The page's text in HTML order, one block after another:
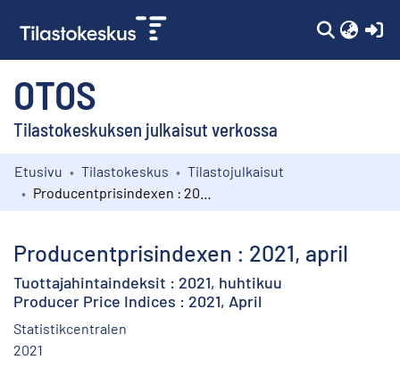
OTOS
Tilastokeskuksen julkaisut verkossa
Kokoelmat
Etusivu Tilastokeskus
Tilastojulkaisut
Producentprisindexen : 2021, april
Tuottajahintaindeksit : 2021, huhtikuu
Producer Price Indices : 2021, April
Statistikcentralen
2021